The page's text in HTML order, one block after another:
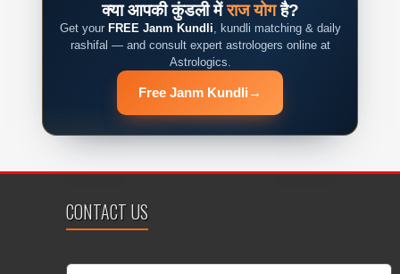
क्या आपकी कुंडली मेंराज योगहै?
Get your FREE Janm Kundli, kundli matching & daily
rashifal — and consult expert astrologers online at
Astrologics.
Free Janm Kundli →
CONTACT US